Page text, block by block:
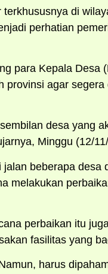
di
perhatian
para Kepala Desa
provinsi agar
desa yang
Minggu (12/
beberapa desa
melakukan
perbaikan itu
fasilitas yang
harus